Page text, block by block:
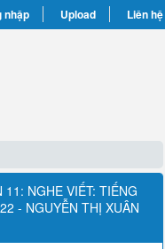
nhập Upload Liên hệ
NGHE VIẾT: TIẾNG
- NGUYỄN THỊ XUÂN